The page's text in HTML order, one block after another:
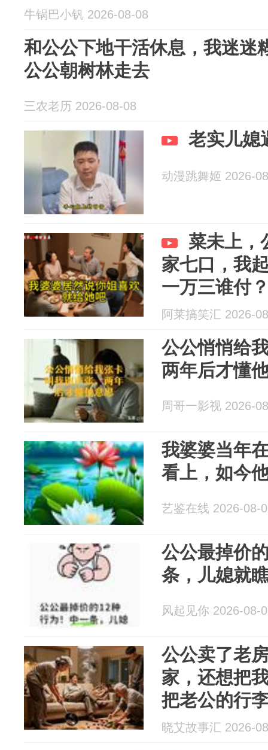
牛锅巴小钒 2026-08-08
和公公下地干活休息，我迷迷
公公朝树林走去
三农老历 2026-08-08
老实儿媳
动漫跳舞姬 2026-
菜未上，
家七口，我
一万三谁付
阿莱搞笑汇 2026-
公公悄悄给
两年后才懂
周哥一影视 2026-
我婆婆当年
看上，如今
艺鉴在线 2026-08-
公公最掉价
条，儿媳就
风起见你 2026-08-
公公卖了老
家，还想把
把老公的行
场看傻了
晓艾故事汇 2026-